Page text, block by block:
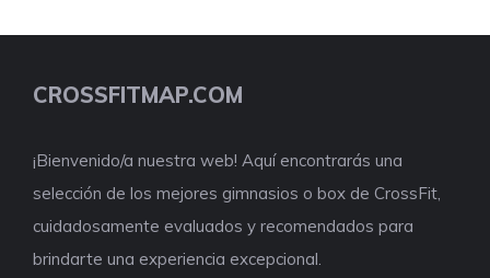
CROSSFITMAP.COM
¡Bienvenido/a nuestra web! Aquí encontrarás una
selección de los mejores gimnasios o box de CrossFit,
cuidadosamente evaluados y recomendados para
brindarte una experiencia excepcional.